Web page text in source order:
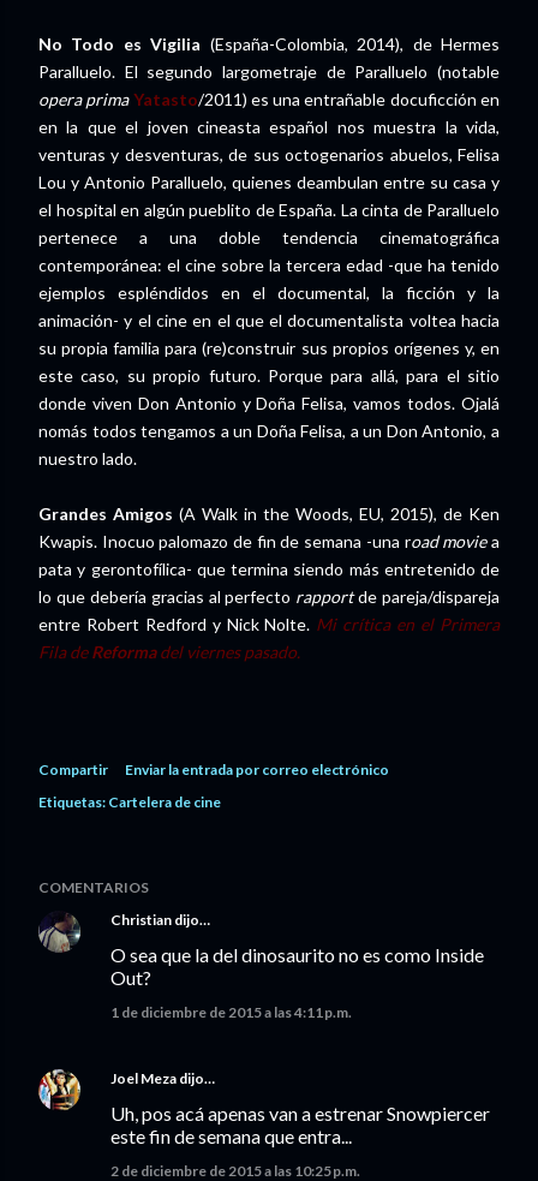
No Todo es Vigilia (España-Colombia, 2014), de Hermes
Paralluelo. El segundo largometraje de Paralluelo (notable
opera prima Yatasto/2011) es una entrañable docuficción en
en la que el joven cineasta español nos muestra la vida,
venturas y desventuras, de sus octogenarios abuelos, Felisa
Lou y Antonio Paralluelo, quienes deambulan entre su casa y
el hospital en algún pueblito de España. La cinta de Paralluelo
pertenece a una doble tendencia cinematográfica
contemporánea: el cine sobre la tercera edad -que ha tenido
ejemplos espléndidos en el documental, la ficción y la
animación- y el cine en el que el documentalista voltea hacia
su propia familia para (re)construir sus propios orígenes y, en
este caso, su propio futuro. Porque para allá, para el sitio
donde viven Don Antonio y Doña Felisa, vamos todos. Ojalá
nomás todos tengamos a un Doña Felisa, a un Don Antonio, a
nuestro lado.
Grandes Amigos (A Walk in the Woods, EU, 2015), de Ken
Kwapis. Inocuo palomazo de fin de semana -una road moviea
pata y gerontofílica- que termina siendo más entretenido de
lo que debería gracias al perfecto rapportde pareja/dispareja
entre Robert Redford y Nick Nolte. Mi crítica en el Primera
Fila deReformadel viernes pasado.
Compartir
Enviar la entrada por correo electrónico
Etiquetas: Cartelera de cine
COMENTARIOS
Christian dijo…
O sea que la del dinosaurito no es como Inside
Out?
1 de diciembre de 2015 a las 4:11 p.m.
Joel Meza dijo…
Uh, pos acá apenas van a estrenar Snowpiercer
este fin de semana que entra...
2 de diciembre de 2015 a las 10:25 p.m.